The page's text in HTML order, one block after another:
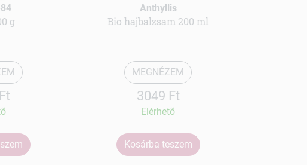
g
Anthyllis
Bio hajbalzsam 200 ml
MEGNÉZEM
3049 Ft
Elérhetõ
Kosárba teszem